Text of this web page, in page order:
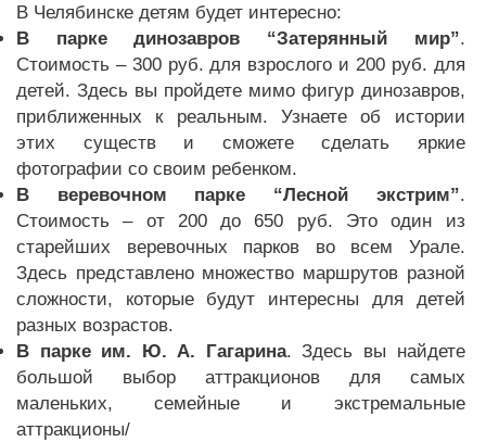
В Челябинске детям будет интересно:
В парке динозавров “Затерянный мир”.
Стоимость – 300 руб. для взрослого и 200 руб. для
детей. Здесь вы пройдете мимо фигур динозавров,
приближенных к реальным. Узнаете об истории
этих существ и сможете сделать яркие
фотографии со своим ребенком.
В веревочном парке “Лесной экстрим”.
Стоимость – от 200 до 650 руб. Это один из
старейших веревочных парков во всем Урале.
Здесь представлено множество маршрутов разной
сложности, которые будут интересны для детей
разных возрастов.
В парке им. Ю. А. Гагарина. Здесь вы найдете
большой выбор аттракционов для самых
маленьких, семейные и экстремальные
аттракционы/